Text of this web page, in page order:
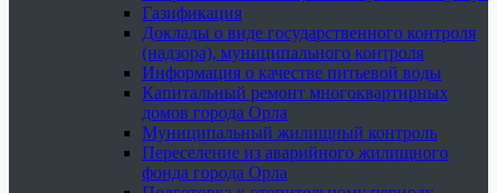
Газификация
Доклады о виде государственного контроля
(надзора), муниципального контроля
Информация о качестве питьевой воды
Капитальный ремонт многоквартирных
домов города Орла
Муниципальный жилищный контроль
Переселение из аварийного жилищного
фонда города Орла